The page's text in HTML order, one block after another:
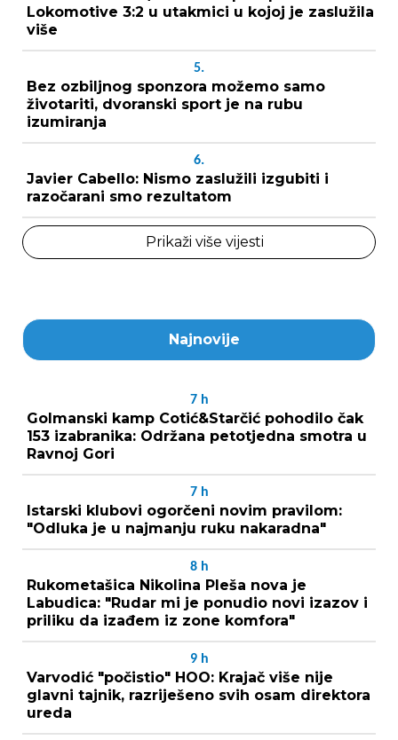
Lokomotive 3:2 u utakmici u kojoj je zaslužila
više
5.
Bez ozbiljnog sponzora možemo samo
životariti, dvoranski sport je na rubu
izumiranja
6.
Javier Cabello: Nismo zaslužili izgubiti i
razočarani smo rezultatom
Prikaži više vijesti
Najnovije
7 h
Golmanski kamp Cotić&Starčić pohodilo čak
153 izabranika: Održana petotjedna smotra u
Ravnoj Gori
7 h
Istarski klubovi ogorčeni novim pravilom:
"Odluka je u najmanju ruku nakaradna"
8 h
Rukometašica Nikolina Pleša nova je
Labudica: "Rudar mi je ponudio novi izazov i
priliku da izađem iz zone komfora"
9 h
Varvodić "počistio" HOO: Krajač više nije
glavni tajnik, razriješeno svih osam direktora
ureda